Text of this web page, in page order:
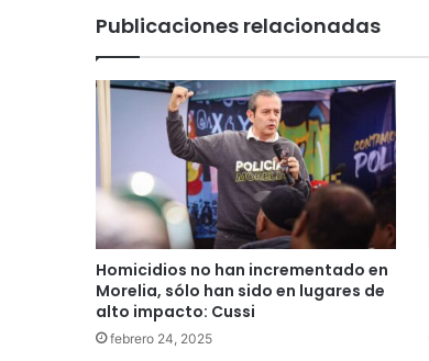
Publicaciones relacionadas
Homicidios no han incrementado en
Morelia, sólo han sido en lugares de
alto impacto: Cussi
febrero 24, 2025